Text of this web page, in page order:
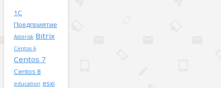
1С
Предприятие
Asterisk Bitrix
Centos 6
Centos 7
Centos 8
education esxi